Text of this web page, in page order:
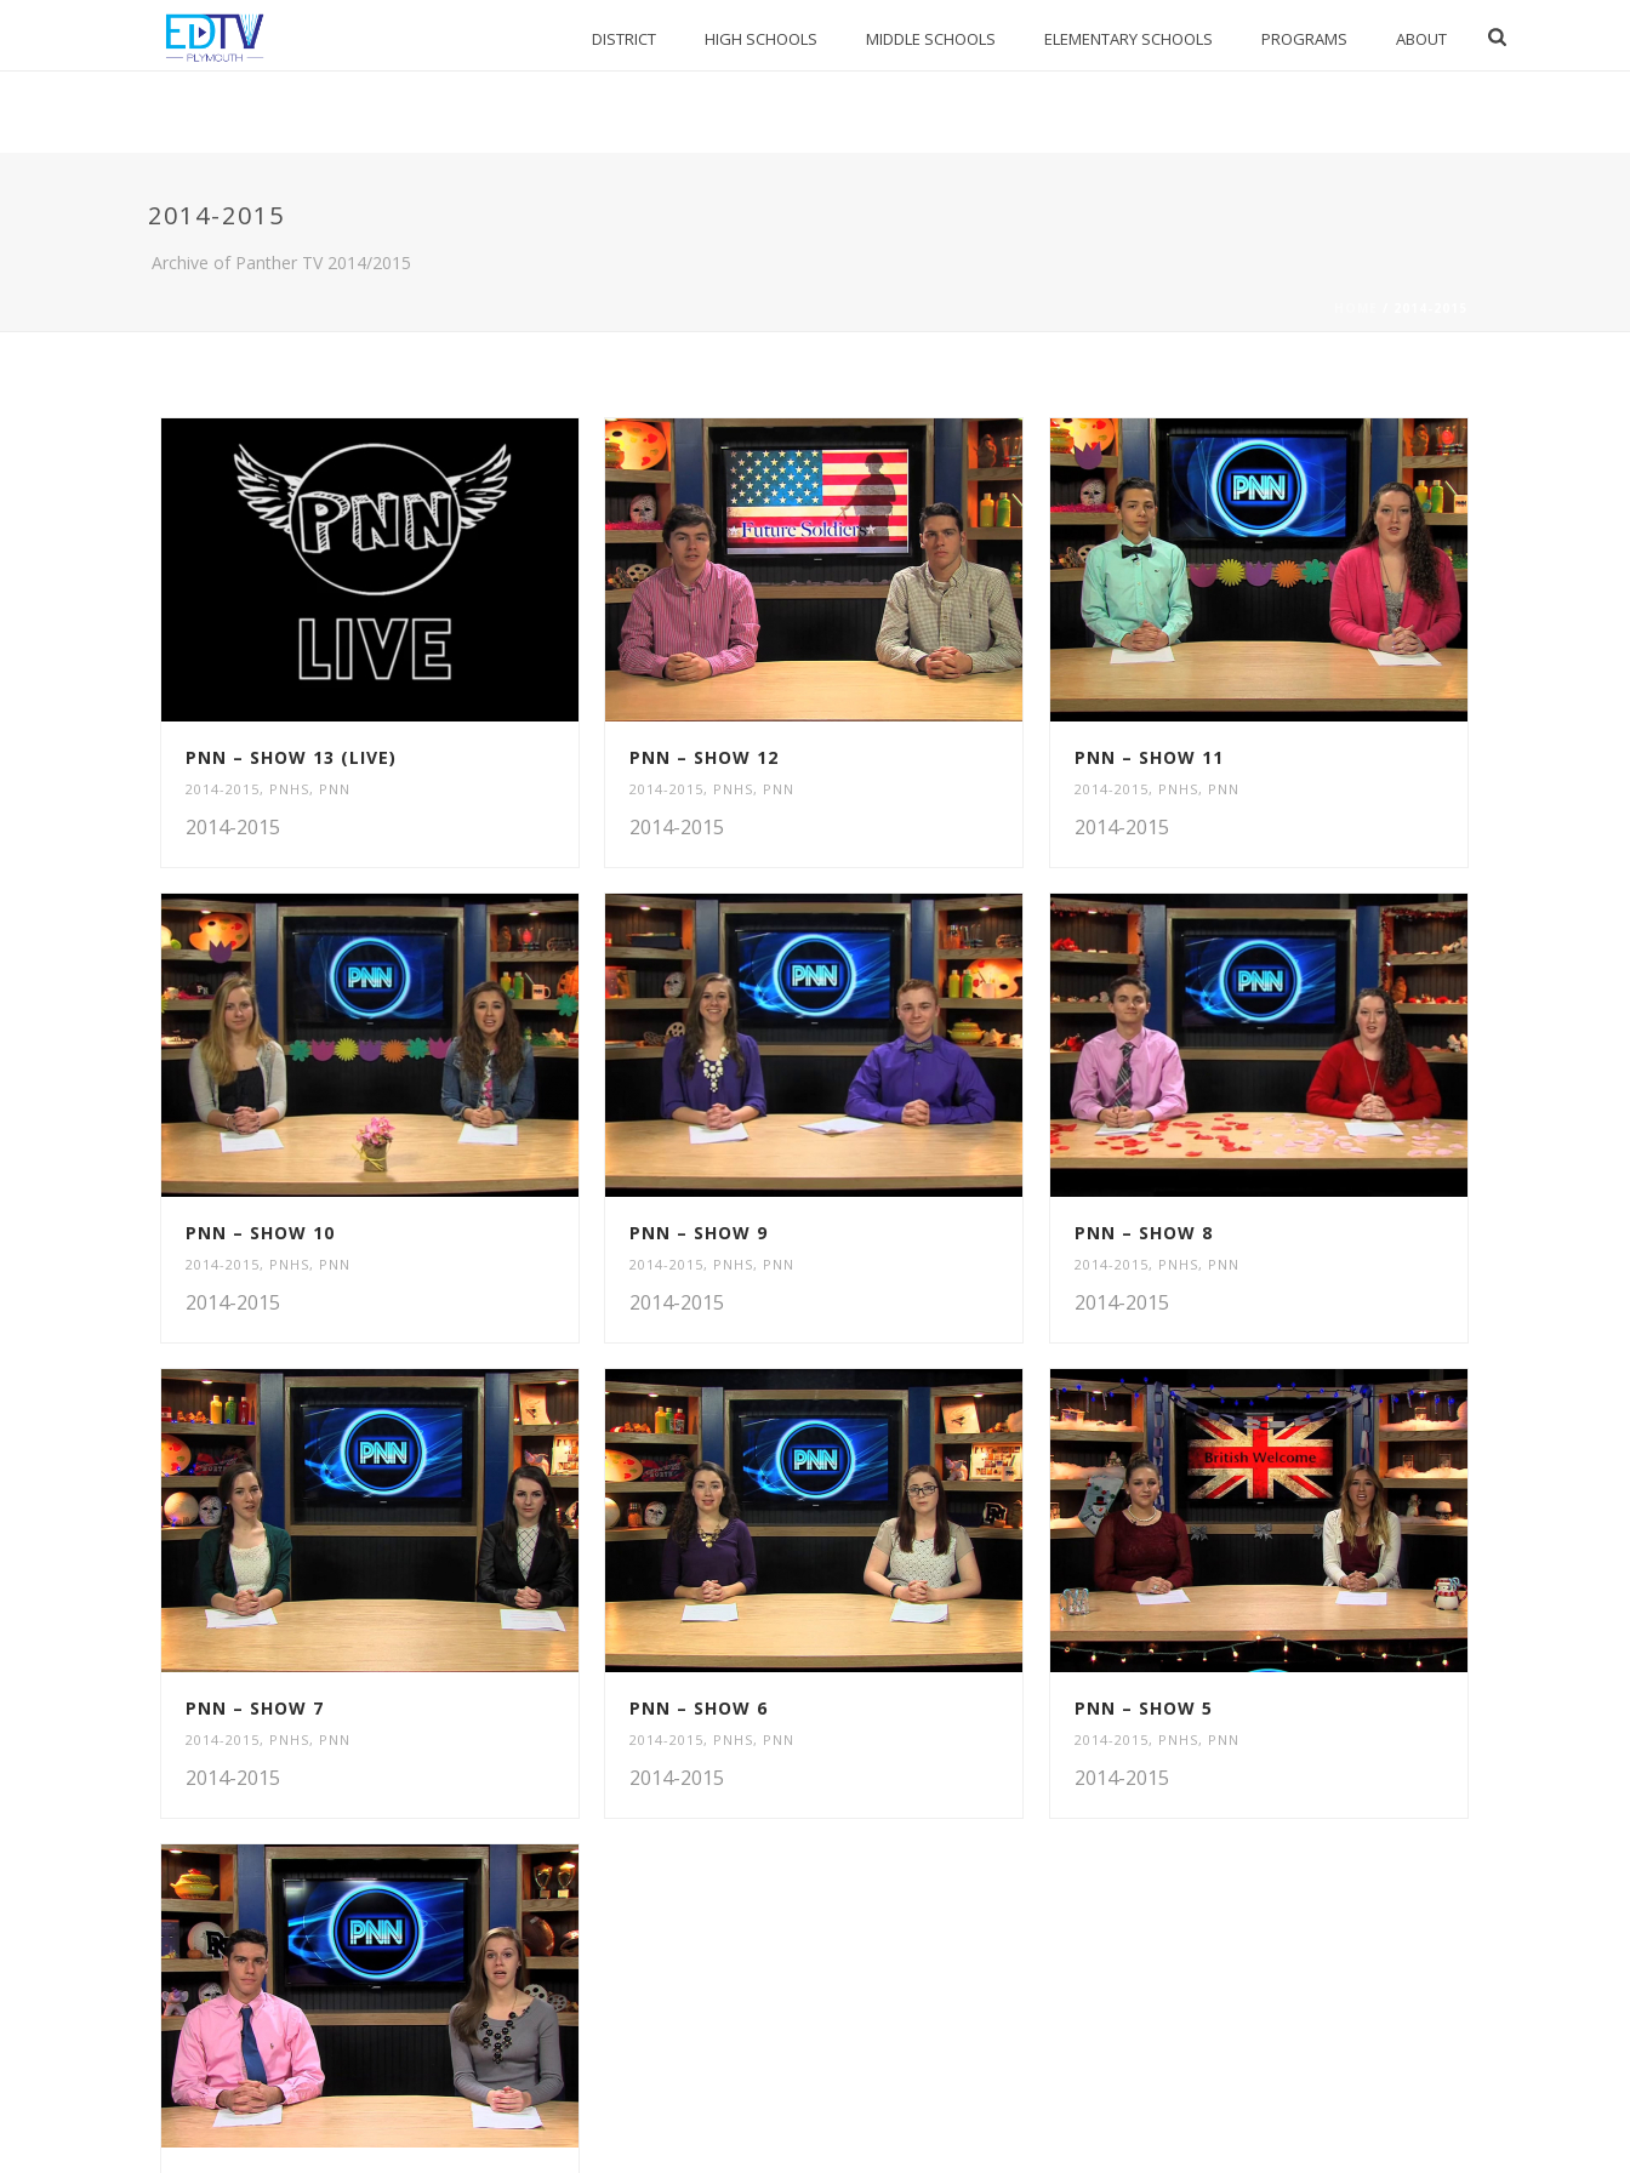
DISTRICT HIGH SCHOOLS MIDDLE SCHOOLS ELEMENTARY SCHOOLS PROGRAMS ABOUT
2014-2015
Archive of Panther TV 2014/2015
PNN – SHOW 13 (LIVE)
2014-2015, PNHS, PNN
2014-2015
PNN – SHOW 12
2014-2015, PNHS, PNN
2014-2015
PNN – SHOW 11
2014-2015, PNHS, PNN
2014-2015
PNN – SHOW 10
2014-2015, PNHS, PNN
2014-2015
PNN – SHOW 9
2014-2015, PNHS, PNN
2014-2015
PNN – SHOW 8
2014-2015, PNHS, PNN
2014-2015
PNN – SHOW 7
2014-2015, PNHS, PNN
2014-2015
PNN – SHOW 6
2014-2015, PNHS, PNN
2014-2015
PNN – SHOW 5
2014-2015, PNHS, PNN
2014-2015